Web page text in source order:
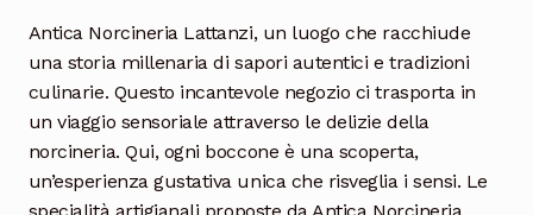
Antica Norcineria Lattanzi, un luogo che racchiude
una storia millenaria di sapori autentici e tradizioni
culinarie. Questo incantevole negozio ci trasporta in
un viaggio sensoriale attraverso le delizie della
norcineria. Qui, ogni boccone è una scoperta,
un’esperienza gustativa unica che risveglia i sensi. Le